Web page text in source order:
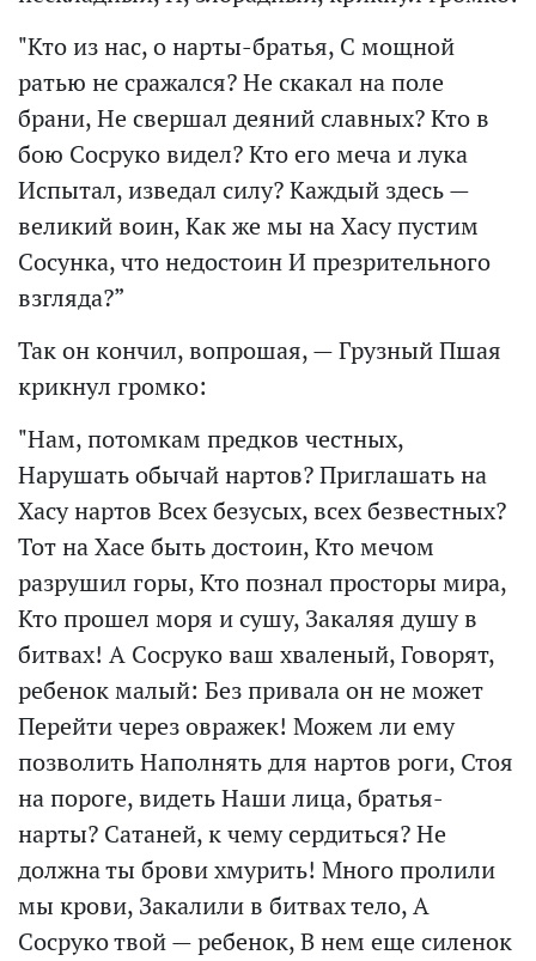
"Кто из нас, о нарты-братья, С мощной
ратью не сражался? Не скакал на поле
брани, Не свершал деяний славных? Кто в
бою Сосруко видел? Кто его меча и лука
Испытал, изведал силу? Каждый здесь —
великий воин, Как же мы на Хасу пустим
Сосунка, что недостоин И презрительного
взгляда?”
Так он кончил, вопрошая, — Грузный Пшая
крикнул громко:
"Нам, потомкам предков честных,
Нарушать обычай нартов? Приглашать на
Хасу нартов Всех безусых, всех безвестных?
Тот на Хасе быть достоин, Кто мечом
разрушил горы, Кто познал просторы мира,
Кто прошел моря и сушу, Закаляя душу в
битвах! А Сосруко ваш хваленый, Говорят,
ребенок малый: Без привала он не может
Перейти через овражек! Можем ли ему
позволить Наполнять для нартов роги, Стоя
на пороге, видеть Наши лица, братья-
нарты? Сатаней, к чему сердиться? Не
должна ты брови хмурить! Много пролили
мы крови, Закалили в битвах тело, А
Сосруко твой — ребенок, В нем еще силенок